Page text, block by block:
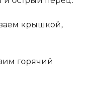
крышкой,
горячий